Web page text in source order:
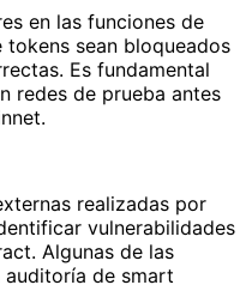
en las funciones de
sean bloqueados
Es fundamental
redes de prueba antes
realizadas por
vulnerabilidades
Algunas de las
auditoría de smart